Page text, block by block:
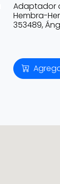
Adaptador
Hembra-
353489,